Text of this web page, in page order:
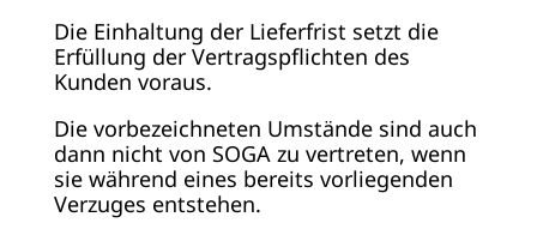
Die Einhaltung der Lieferfrist setzt die
Erfüllung der Vertragspflichten des
Kunden voraus.
Die vorbezeichneten Umstände sind auch
dann nicht von SOGA zu vertreten, wenn
sie während eines bereits vorliegenden
Verzuges entstehen.